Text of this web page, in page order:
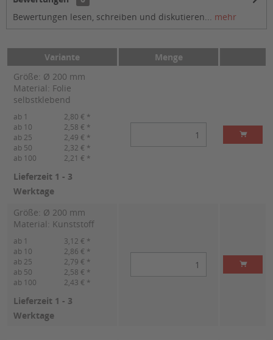
Bewertungen lesen, schreiben und diskutieren... mehr
Variante
Menge
Größe: Ø 200 mm
Material: Folie
selbstklebend
ab 1
2,80 € *
ab 10
2,58 € *
ab 25
2,49 € *
ab 50
2,32 € *
ab 100
2,21 € *
Lieferzeit 1 - 3
Werktage
Größe: Ø 200 mm
Material: Kunststoff
ab 1
3,12 € *
ab 10
2,86 € *
ab 25
2,79 € *
ab 50
2,58 € *
ab 100
2,43 € *
Lieferzeit 1 - 3
Werktage